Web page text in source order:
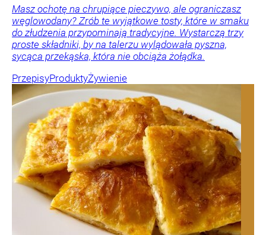
Masz ochotę na chrupiące pieczywo, ale ograniczasz
węglowodany? Zrób te wyjątkowe tosty, które w smaku
do złudzenia przypominają tradycyjne. Wystarczą trzy
proste składniki, by na talerzu wylądowała pyszna,
sycąca przekąska, która nie obciąża żołądka.
PrzepisyProduktyŻywienie